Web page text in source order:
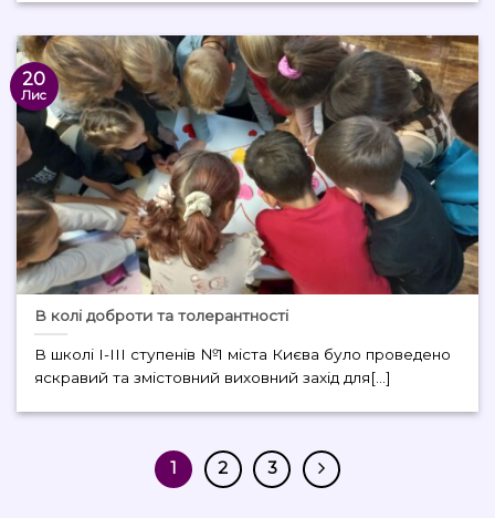
В колі доброти та толерантності
В школі І-ІІІ ступенів №1 міста Києва було проведено
яскравий та змістовний виховний захід для[...]
20
Лис
1 2 3